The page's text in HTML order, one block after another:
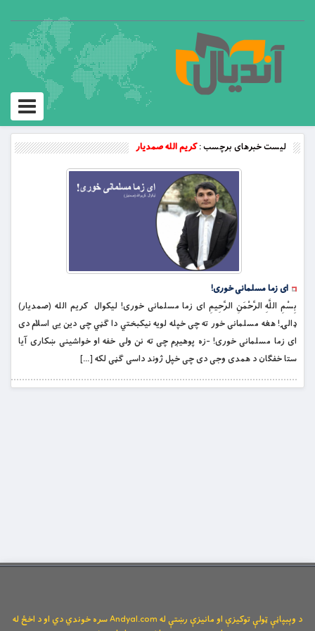
Toggle
لیست خبرهای برچسب :کریم الله صمدیار
ای زما مسلمانی خوری!
بِسْمِ اللَّهِ الرَّحْمَنِ الرَّحِيمِ ای زما مسلمانی خوری! لیکوال کریم الله (صمدیار)
ډالۍ! هغه مسلمانی خور ته چی خپله لویه نیکبختي دا ګڼي چی دین یی اسلام دی
ای زما مسلمانی خوری! -زه پوهیږم چی ته نن ولی خفه او خواشینی ښکاری آیا
ستا خفګان د همدی وجی دی چی خپل ژوند داسی ګڼی لکه […]
د وېبپاڼې ټولې توکیزې او مانیزې رښتې له Andyal.com سره خوندي دي او د اخځ له